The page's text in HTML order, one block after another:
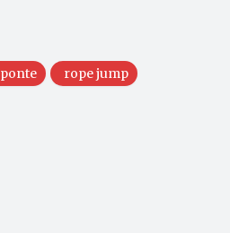
ponte
rope jump